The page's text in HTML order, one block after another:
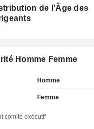
de l'Âge des
Homme Femme
Homme
Femme
comité exécutif